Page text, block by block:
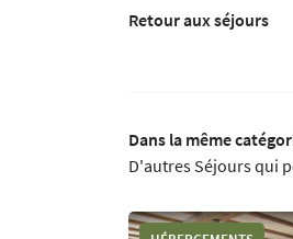
Retour aux séjours
Dans la même
D'autres Séjours qui